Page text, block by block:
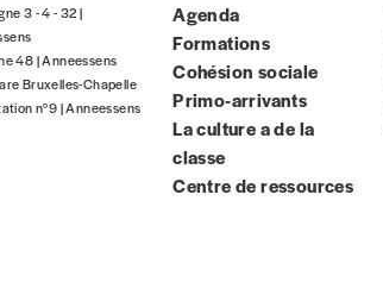
Localité
3 - 4 - 32 |
48 | Anneessens
Bruxelles-Chapelle
n°9 | Anneessens
Agenda
Formations
Cohésion sociale
Primo-arrivants
La culture a de la
classe
Centre de ressources